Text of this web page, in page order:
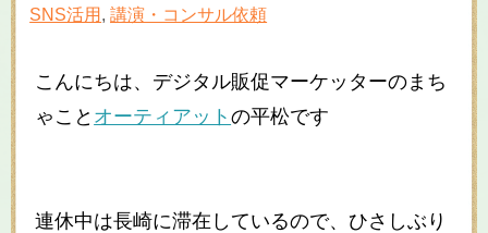
SNS活用 ,講演・コンサル依頼
こんにちは、デジタル販促マーケッターのまち
ゃこと オーティアットの平松です
連休中は長崎に滞在しているので、ひさしぶり